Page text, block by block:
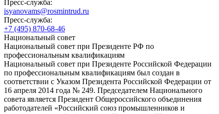
Пресс-служба:
isyanovams@rosmintrud.ru
Пресс-служба:
+7 (495) 870-68-46
Национальный совет
Национальный совет при Президенте РФ по
профессиональным квалификациям
Национальный совет при Президенте Российской Федерации
по профессиональным квалификациям был создан в
соответствии с Указом Президента Российской Федерации от
16 апреля 2014 года № 249. Председателем Национального
совета является Президент Общероссийского объединения
работодателей «Российский союз промышленников и